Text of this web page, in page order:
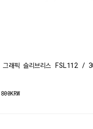
그래픽 슬리브리스 FSL112 /